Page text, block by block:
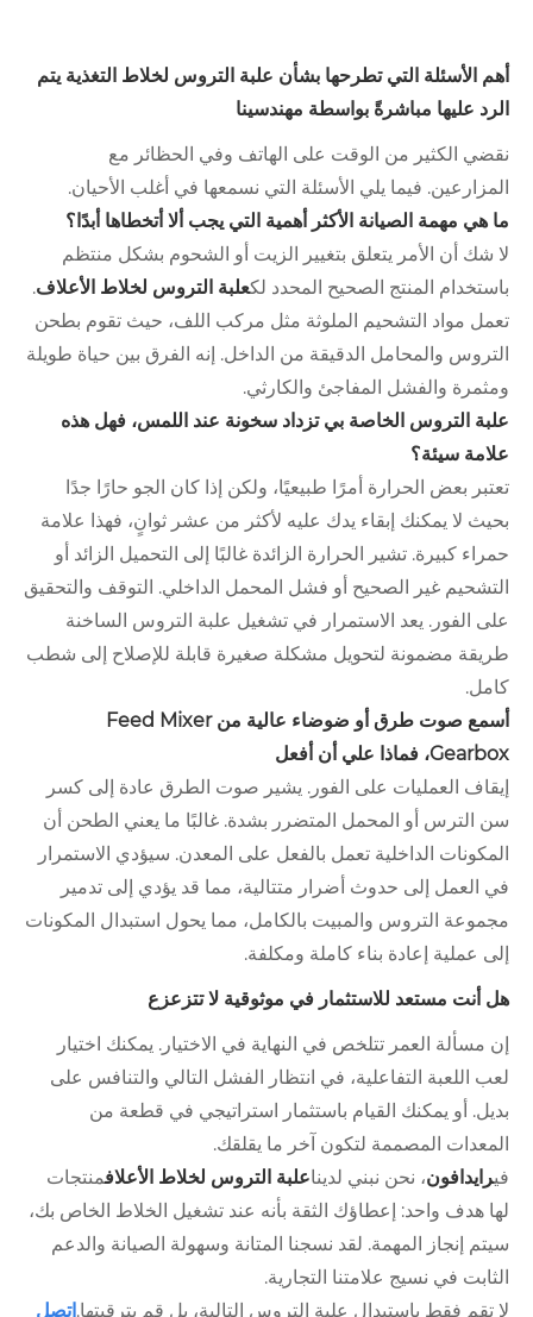
أهم الأسئلة التي تطرحها بشأن علبة التروس لخلاط التغذية يتم
الرد عليها مباشرةً بواسطة مهندسينا
نقضي الكثير من الوقت على الهاتف وفي الحظائر مع
المزارعين. فيما يلي الأسئلة التي نسمعها في أغلب الأحيان.
ما هي مهمة الصيانة الأكثر أهمية التي يجب ألا أتخطاها أبدًا؟
لا شك أن الأمر يتعلق بتغيير الزيت أو الشحوم بشكل منتظم
باستخدام المنتج الصحيح المحدد لكعلبة التروس لخلاط الأعلاف.
تعمل مواد التشحيم الملوثة مثل مركب اللف، حيث تقوم بطحن
التروس والمحامل الدقيقة من الداخل. إنه الفرق بين حياة طويلة
ومثمرة والفشل المفاجئ والكارثي.
علبة التروس الخاصة بي تزداد سخونة عند اللمس، فهل هذه
علامة سيئة؟
تعتبر بعض الحرارة أمرًا طبيعيًا، ولكن إذا كان الجو حارًا جدًا
بحيث لا يمكنك إبقاء يدك عليه لأكثر من عشر ثوانٍ، فهذا علامة
حمراء كبيرة. تشير الحرارة الزائدة غالبًا إلى التحميل الزائد أو
التشحيم غير الصحيح أو فشل المحمل الداخلي. التوقف والتحقيق
على الفور. يعد الاستمرار في تشغيل علبة التروس الساخنة
طريقة مضمونة لتحويل مشكلة صغيرة قابلة للإصلاح إلى شطب
كامل.
أسمع صوت طرق أو ضوضاء عالية من Feed Mixer
Gearbox، فماذا علي أن أفعل
إيقاف العمليات على الفور. يشير صوت الطرق عادة إلى كسر
سن الترس أو المحمل المتضرر بشدة. غالبًا ما يعني الطحن أن
المكونات الداخلية تعمل بالفعل على المعدن. سيؤدي الاستمرار
في العمل إلى حدوث أضرار متتالية، مما قد يؤدي إلى تدمير
مجموعة التروس والمبيت بالكامل، مما يحول استبدال المكونات
إلى عملية إعادة بناء كاملة ومكلفة.
هل أنت مستعد للاستثمار في موثوقية لا تتزعزع
إن مسألة العمر تتلخص في النهاية في الاختيار. يمكنك اختيار
لعب اللعبة التفاعلية، في انتظار الفشل التالي والتنافس على
بديل. أو يمكنك القيام باستثمار استراتيجي في قطعة من
المعدات المصممة لتكون آخر ما يقلقك.
فيرايدافون، نحن نبني لديناعلبة التروس لخلاط الأعلافمنتجات
لها هدف واحد: إعطاؤك الثقة بأنه عند تشغيل الخلاط الخاص بك،
سيتم إنجاز المهمة. لقد نسجنا المتانة وسهولة الصيانة والدعم
الثابت في نسيج علامتنا التجارية.
لا تقم فقط باستبدال علبة التروس التالية، بل قم بترقيتها.اتصل